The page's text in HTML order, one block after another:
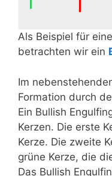
Als Beispiel für
betrachten wir ein
Im
Formation durch
Ein Bullish
Kerzen. Die erste
Kerze. Die zweite
grüne Kerze, die
Das Bullish